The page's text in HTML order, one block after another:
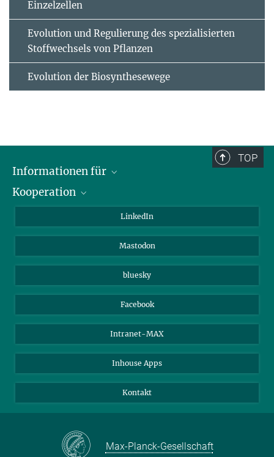
Einzelzellen
Evolution und Regulierung des spezialisierten
Stoffwechsels von Pflanzen
Evolution der Biosynthesewege
TOP
Informationen für
Journalisten
Kooperation
Max-Planck-Gesellschaft
Beutenberg Campus e.V.
LinkedIn
Mastodon
bluesky
Facebook
Intranet-MAX
Inhouse Apps
Kontakt
Max-Planck-Gesellschaft